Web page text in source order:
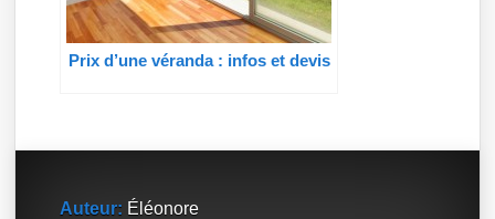
Prix d’une véranda : infos et devis
Auteur: Éléonore